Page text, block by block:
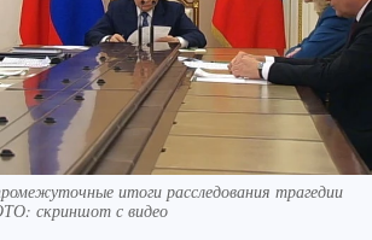
итоги расследования трагедии
скриншот с видео